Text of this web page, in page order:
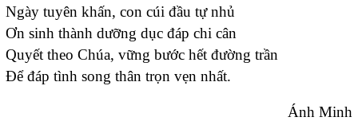
Ngày tuyên khấn, con cúi đầu tự nhủ
Ơn sinh thành dưỡng dục đáp chi cân
Quyết theo Chúa, vững bước hết đường trần
Để đáp tình song thân trọn vẹn nhất.
Ánh Minh